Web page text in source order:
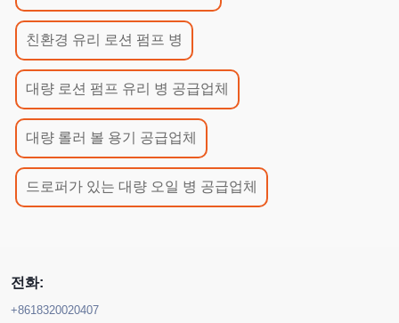
친환경 유리 로션 펌프 병
대량 로션 펌프 유리 병 공급업체
대량 롤러 볼 용기 공급업체
드로퍼가 있는 대량 오일 병 공급업체
전화:
+8618320020407